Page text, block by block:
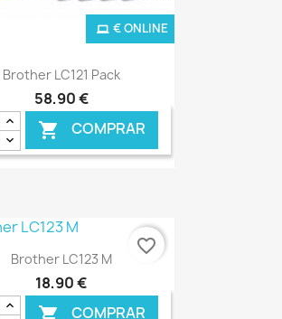
Ver+
Brother LC121 Pack
58,90 €
 COMPRAR
€ ONLINE
Ver+
Brother LC123 M
18,90 €
 COMPRAR
favorite_border